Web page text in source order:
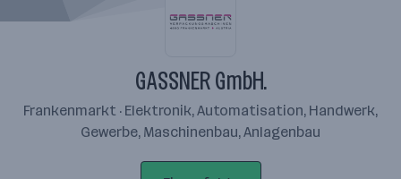
GASSNER GmbH.
Frankenmarkt · Elektronik, Automatisation, Handwerk,
Gewerbe, Maschinenbau, Anlagenbau